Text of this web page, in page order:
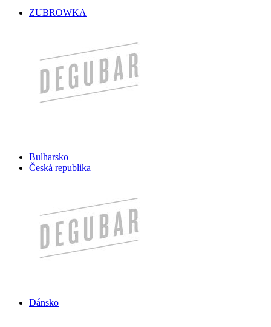
ZUBROWKA
Bulharsko
Česká republika
Dánsko